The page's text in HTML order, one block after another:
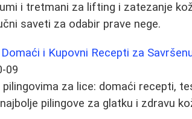
i tretmani za lifting i zatezanje
saveti za odabir prave nege.
i Kupovni Recepti za
09
za lice: domaći recepti,
pilingove za glatku i zdravu